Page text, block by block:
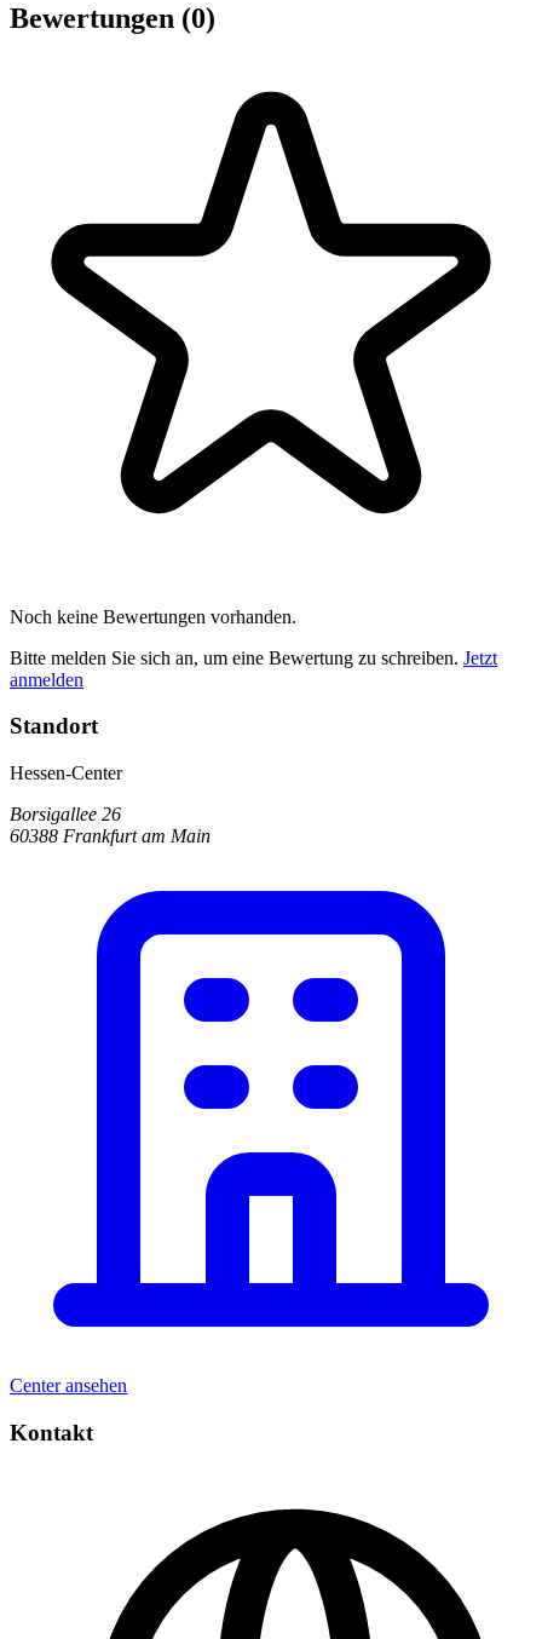
Bewertungen (0)
Noch keine Bewertungen vorhanden.
Bitte melden Sie sich an, um eine Bewertung zu schreiben. Jetzt
anmelden
Standort
Hessen-Center
Borsigallee 26
60388 Frankfurt am Main
Center ansehen
Kontakt